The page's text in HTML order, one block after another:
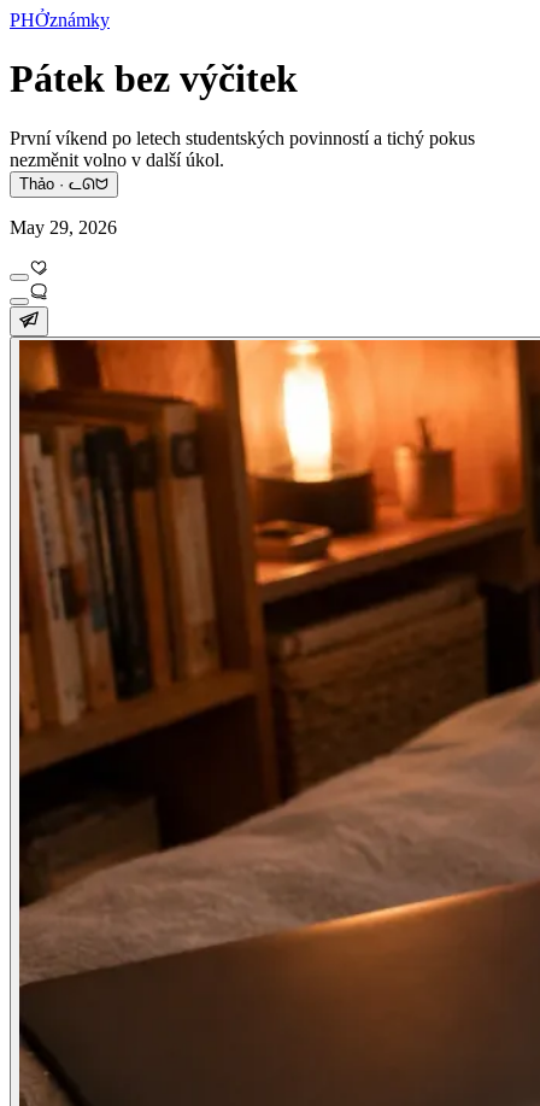
PHỞznámky
Pátek bez výčitek
První víkend po letech studentských povinností a tichý pokus
nezměnit volno v další úkol.
Thảo · ᓚᘏᗢ
May 29, 2026